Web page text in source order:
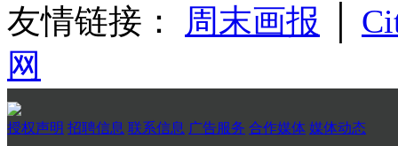
友情链接： 周末画报
网
授权声明 招聘信息 联系信息 广告服务 合作媒体 媒体动态